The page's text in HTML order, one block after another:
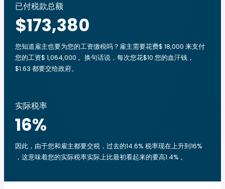
已付税款总额
$173,380
您知道雇主也要为您的工资缴税吗？雇主需要花费$ 18,000 来支付
您的工资$ 1,064,000 。换句话说，每次您花$10 您的血汗钱，
$1.63 都要交给政府。
实际税率
16%
因此，由于您和雇主都要交税，过去的14.6% 税率现在上升到16%
，这意味着您的实际税率实际上比最初看起来的要高1.4% 。